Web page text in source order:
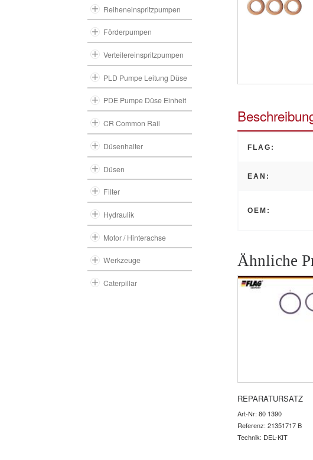
FLAG:
EAN:
OEM:
Ähnliche
REPARATURSATZ
Art-Nr: 80 1390
Referenz: 21351717 B
Technik: DEL-KIT
Reiheneinspritzpumpen
Förderpumpen
Verteilereinspritzpumpen
PLD Pumpe Leitung Düse
PDE Pumpe Düse Einheit
CR Common Rail
Düsenhalter
Düsen
Filter
Hydraulik
Motor / Hinterachse
Werkzeuge
Caterpillar